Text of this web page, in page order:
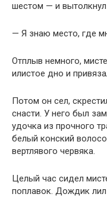
шестом — и
— Я знаю место, где
Отплыв немного,
илистое дно и
Потом он сел,
снасти. У него был
удочка из прочного
белый конский
вертлявого червяка.
Целый час сидел
поплавок. Дождик